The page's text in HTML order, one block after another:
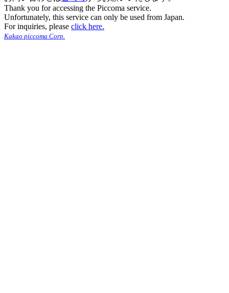
Thank you for accessing the Piccoma service.
Unfortunately, this service can only be used from Japan.
For inquiries, please click here.
Kakao piccoma Corp.